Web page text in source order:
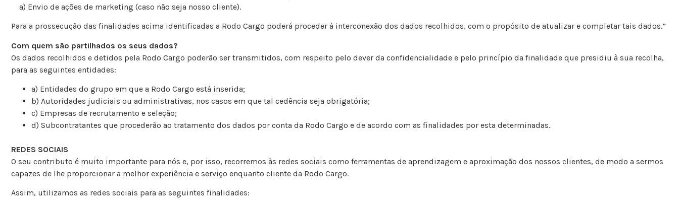
a) Envio de ações de marketing (caso não seja nosso cliente).
Para a prossecução das finalidades acima identificadas a Rodo Cargo poderá proceder à interconexão dos dados recolhidos, com o propósito de atualizar e completar tais dados.”
Com quem são partilhados os seus dados?
Os dados recolhidos e detidos pela Rodo Cargo poderão ser transmitidos, com respeito pelo dever da confidencialidade e pelo princípio da finalidade que presidiu à sua recolha,
para as seguintes entidades:
a) Entidades do grupo em que a Rodo Cargo está inserida;
b) Autoridades judiciais ou administrativas, nos casos em que tal cedência seja obrigatória;
c) Empresas de recrutamento e seleção;
d) Subcontratantes que procederão ao tratamento dos dados por conta da Rodo Cargo e de acordo com as finalidades por esta determinadas.
REDES SOCIAIS
O seu contributo é muito importante para nós e, por isso, recorremos às redes sociais como ferramentas de aprendizagem e aproximação dos nossos clientes, de modo a sermos
capazes de lhe proporcionar a melhor experiência e serviço enquanto cliente da Rodo Cargo.
Assim, utilizamos as redes sociais para as seguintes finalidades: